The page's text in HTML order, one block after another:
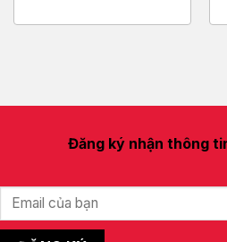
Đăng ký nhận thông